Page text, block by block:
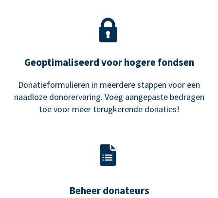
Geoptimaliseerd voor hogere fondsen
Donatieformulieren in meerdere stappen voor een
naadloze donorervaring. Voeg aangepaste bedragen
toe voor meer terugkerende donaties!
Beheer donateurs